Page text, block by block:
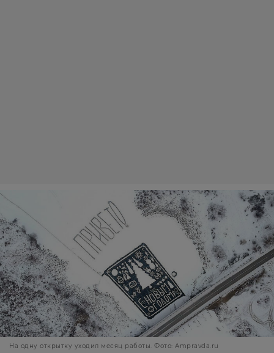
На одну открытку уходил месяц работы. Фото: Ampravda.ru